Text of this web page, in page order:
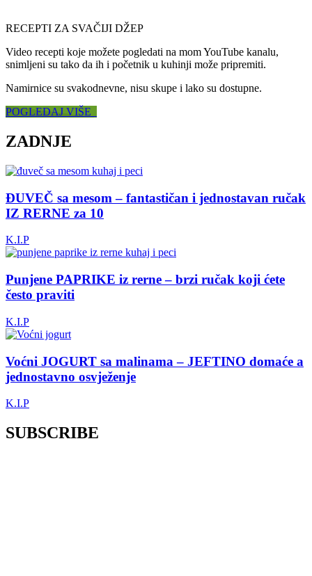
RECEPTI ZA SVAČIJI DŽEP
Video recepti koje možete pogledati na mom YouTube kanalu,
snimljeni su tako da ih i početnik u kuhinji može pripremiti.
Namirnice su svakodnevne, nisu skupe i lako su dostupne.
POGLEDAJ VIŠE
ZADNJE
ĐUVEČ sa mesom – fantastičan i jednostavan ručak
IZ RERNE za 10
K.I.P
Punjene PAPRIKE iz rerne – brzi ručak koji ćete
često praviti
K.I.P
Voćni JOGURT sa malinama – JEFTINO domaće a
jednostavno osvježenje
K.I.P
SUBSCRIBE